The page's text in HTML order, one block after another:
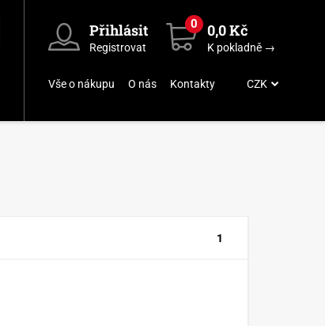
Přihlásit
Registrovat
0 0,0 Kč
K pokladně →
Vše o nákupu O nás Kontakty CZK
1